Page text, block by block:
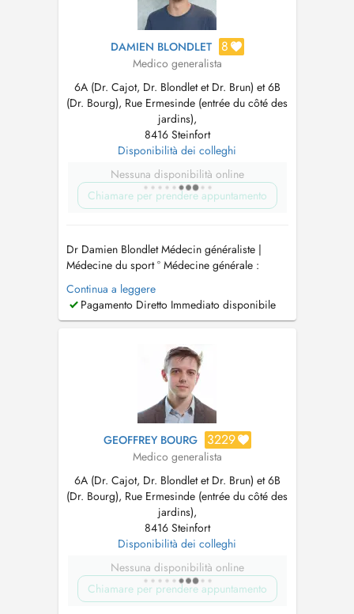
DAMIEN BLONDLET 8
Medico generalista
6A (Dr. Cajot, Dr. Blondlet et Dr. Brun) et 6B
(Dr. Bourg), Rue Ermesinde (entrée du côté des
jardins),
8416 Steinfort
Disponibilità dei colleghi
Nessuna disponibilità online
Chiamare per prendere appuntamento
Dr Damien Blondlet Médecin généraliste |
Médecine du sport ° Médecine générale :
Consultations de suivi, médecine préventive et
prise en charge des pathologies aiguës ou
chroniques. ° Traumatologie du sport °
Infiltrations articulaires (acide hyal...
Continua a leggere
Pagamento Diretto Immediato disponibile
GEOFFREY BOURG 3229
Medico generalista
6A (Dr. Cajot, Dr. Blondlet et Dr. Brun) et 6B
(Dr. Bourg), Rue Ermesinde (entrée du côté des
jardins),
8416 Steinfort
Disponibilità dei colleghi
Nessuna disponibilità online
Chiamare per prendere appuntamento